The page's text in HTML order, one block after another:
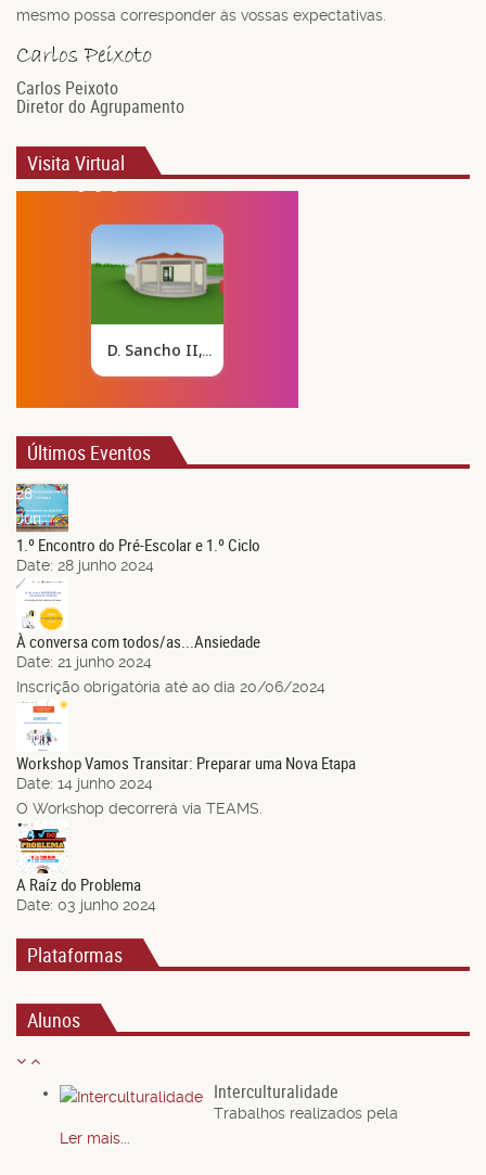
mesmo possa corresponder às vossas expectativas.
Carlos Peixoto
Diretor do Agrupamento
Visita Virtual
Últimos Eventos
28
Jun.
1.º Encontro do Pré-Escolar e 1.º Ciclo
Date: 28 junho 2024
21
Jun.
À conversa com todos/as...Ansiedade
Date: 21 junho 2024
Inscrição obrigatória até ao dia 20/06/2024
Jun.
Workshop Vamos Transitar: Preparar uma Nova Etapa
Date: 14 junho 2024
O Workshop decorrerá via TEAMS.
03
Jun.
A Raíz do Problema
Date: 03 junho 2024
Plataformas
Alunos
Interculturalidade
Trabalhos realizados pela
Ler mais...